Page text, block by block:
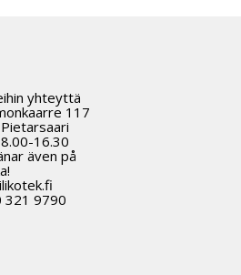
yhteyttä
117
16.30
även på
9790